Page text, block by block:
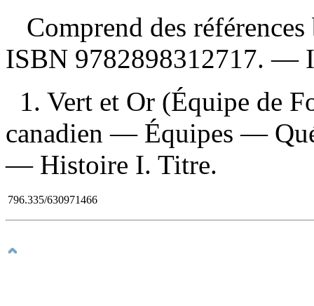
Comprend des
ISBN 9782898312717. —
1. Vert et Or (Équipe de
canadien — Équipes —
— Histoire I. Titre.
796.335/630971466